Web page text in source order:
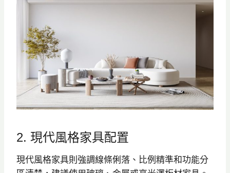
2. 現代風格家具配置
現代風格家具則強調線條俐落、比例精準和功能分